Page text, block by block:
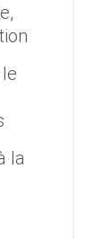
la